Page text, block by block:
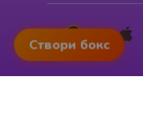
Створи бокс